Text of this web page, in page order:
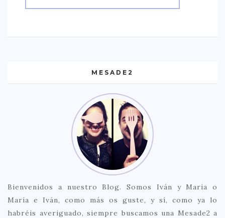
MESADE2
Bienvenidos a nuestro Blog. Somos Iván y María o
María e Iván, como más os guste, y sí, como ya lo
habréis averiguado, siempre buscamos una Mesade2 a